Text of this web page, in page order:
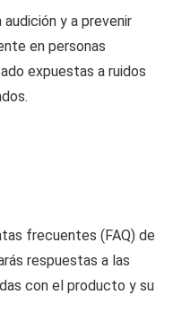
y a prevenir
en personas
expuestas a ruidos
frecuentes (FAQ) de
respuestas a las
con el producto y su